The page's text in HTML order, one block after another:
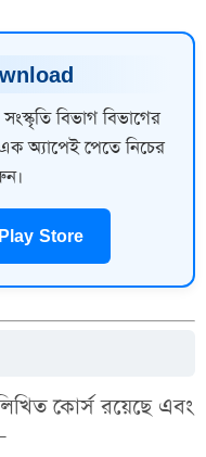
বিভাগ বিভাগের
অ্যাপেই পেতে নিচের
Store
কোর্সরয়েছে এবং